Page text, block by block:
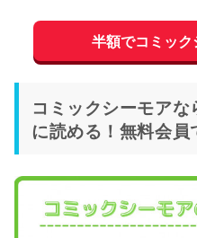
半額でコミッ
コミックシーモア
に読める！無料会